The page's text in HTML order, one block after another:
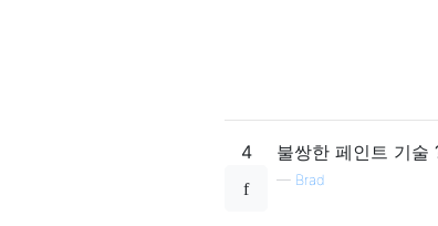
4 불쌍한 페인트 기술
— Brad